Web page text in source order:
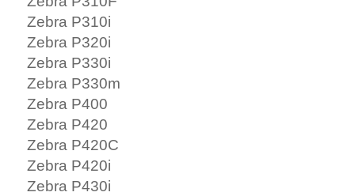
Zebra P310i
Zebra P320i
Zebra P330i
Zebra P330m
Zebra P400
Zebra P420
Zebra P420C
Zebra P420i
Zebra P430i